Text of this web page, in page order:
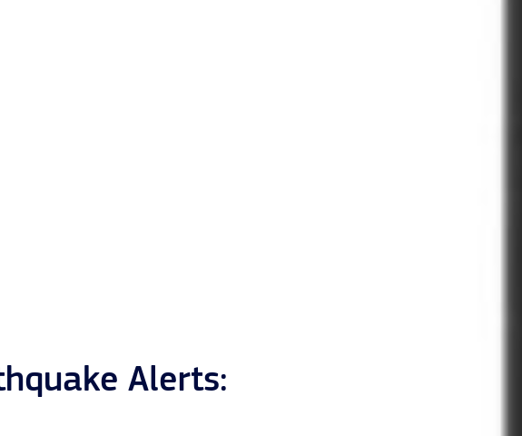
Alerts: